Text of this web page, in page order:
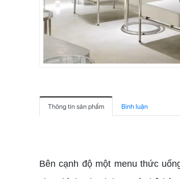
Thông tin sản phẩm Bình luận
Bên cạnh độ một menu thức